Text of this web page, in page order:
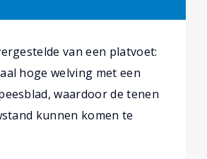
van een platvoet:
hoge welving met een
waardoor de tenen
kunnen komen te